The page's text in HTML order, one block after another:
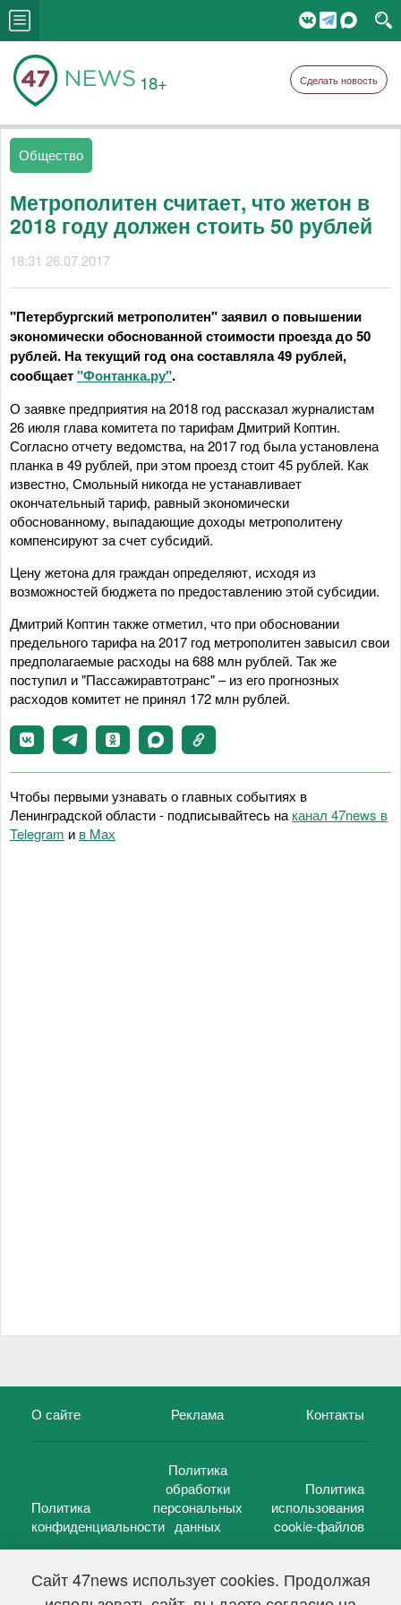
Сайт 47news использует cookies. Продолжая
18+ Сделать новость
Общество
Метрополитен считает, что жетон в
2018 году должен стоить 50 рублей
18:31 26.07.2017
"Петербургский метрополитен" заявил о повышении
экономически обоснованной стоимости проезда до 50
рублей. На текущий год она составляла 49 рублей,
сообщает"Фонтанка.ру".
О заявке предприятия на 2018 год рассказал журналистам
26 июля глава комитета по тарифам Дмитрий Коптин.
Согласно отчету ведомства, на 2017 год была установлена
планка в 49 рублей, при этом проезд стоит 45 рублей. Как
известно, Смольный никогда не устанавливает
окончательный тариф, равный экономически
обоснованному, выпадающие доходы метрополитену
компенсируют за счет субсидий.
Цену жетона для граждан определяют, исходя из
возможностей бюджета по предоставлению этой субсидии.
Дмитрий Коптин также отметил, что при обосновании
предельного тарифа на 2017 год метрополитен завысил свои
предполагаемые расходы на 688 млн рублей. Так же
поступил и "Пассажиравтотранс" – из его прогнозных
расходов комитет не принял 172 млн рублей.
Чтобы первыми узнавать о главных событиях в
Ленинградской области - подписывайтесь на канал 47news в
Telegram и в Maх
О сайте Реклама Контакты
Политика
конфиденциальности
Политика
обработки
персональных
данных
Политика
использования
cookie-файлов